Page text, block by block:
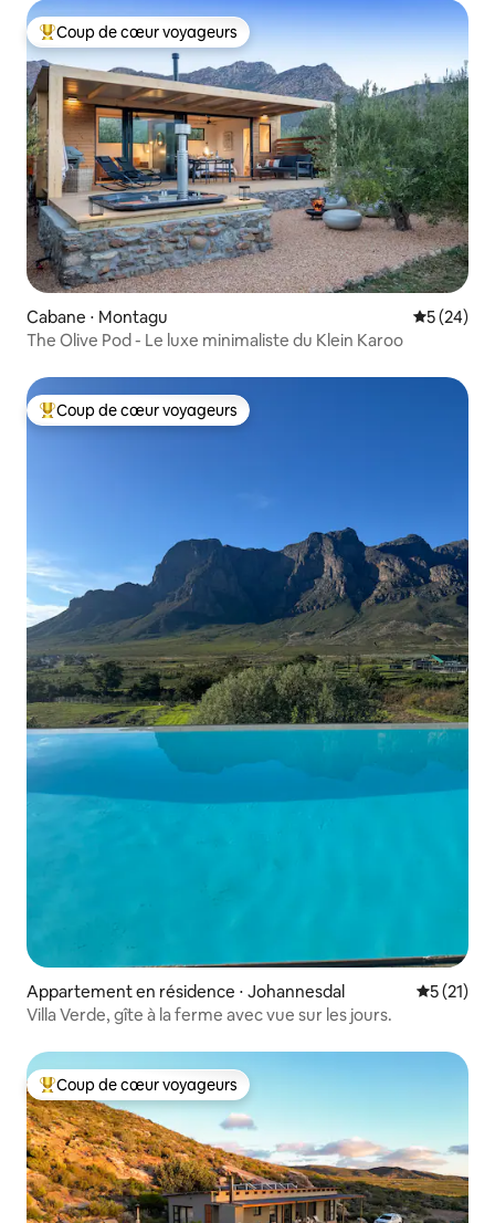
Coups de cœur voyageurs les plus appréciés
Coup de cœur voyageurs
Cabane ⋅ Montagu
5 (24)
The Olive Pod - Le luxe minimaliste du Klein Karoo
Coups de cœur voyageurs les plus appréciés
Coup de cœur voyageurs
Appartement en résidence ⋅ Johannesdal
5 (21)
Villa Verde, gîte à la ferme avec vue sur les jours.
Coups de cœur voyageurs les plus appréciés
Coup de cœur voyageurs